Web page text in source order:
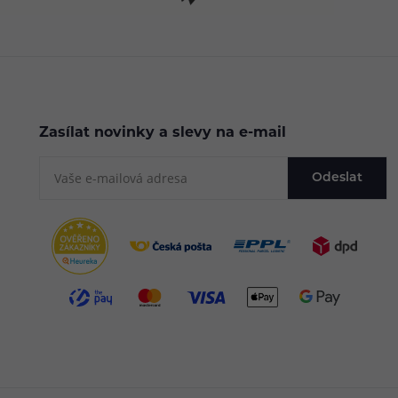
Zasílat novinky a slevy na e-mail
Odeslat